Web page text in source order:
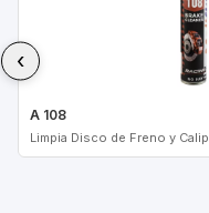
A 108
Limpia Disco de Freno y
‹